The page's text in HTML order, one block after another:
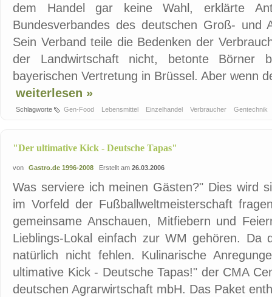
dem Handel gar keine Wahl, erklärte
Bundesverbandes des deutschen Groß- und
Sein Verband teile die Bedenken der
der Landwirtschaft nicht, betonte Börner
bayerischen Vertretung in Brüssel. Aber wenn
weiterlesen »
Schlagworte Gen-Food Lebensmittel Einzelhandel Verbraucher Gentechnik
"Der ultimative Kick - Deutsche Tapas"
von Gastro.de 1996-2008 Erstellt am 26.03.2006
Was serviere ich meinen Gästen?" Dies wird
im Vorfeld der Fußballweltmeisterschaft
gemeinsame Anschauen, Mitfiebern und
Lieblings-Lokal einfach zur WM gehören. Da
natürlich nicht fehlen. Kulinarische
ultimative Kick - Deutsche Tapas!" der CMA
deutschen Agrarwirtschaft mbH. Das Paket